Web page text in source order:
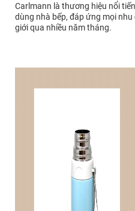
Carlmann là thương hiệu nổi
dùng nhà bếp, đáp ứng mọi
giới qua nhiều năm tháng.